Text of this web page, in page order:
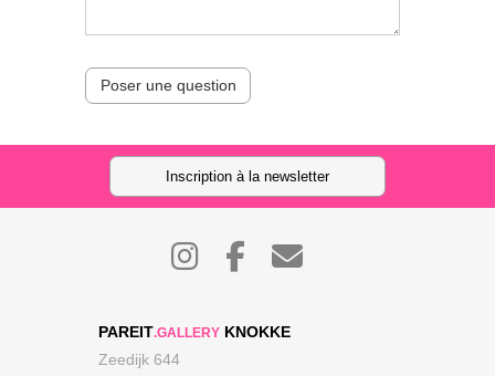
Poser une question
Inscription à la newsletter
PAREIT.GALLERY KNOKKE
Zeedijk 644